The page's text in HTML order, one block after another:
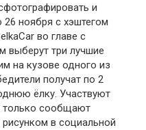
и
ноября с хэштегом
во главе с
три лучшие
на кузове одного из
получат по 2
ёлку. Участвуют
только сообщают
в социальной